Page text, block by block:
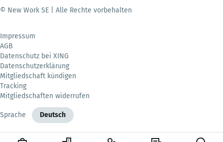
© New Work SE | Alle Rechte vorbehalten
Impressum
AGB
Datenschutz bei XING
Datenschutzerklärung
Mitgliedschaft kündigen
Tracking
Mitgliedschaften widerrufen
Sprache Deutsch